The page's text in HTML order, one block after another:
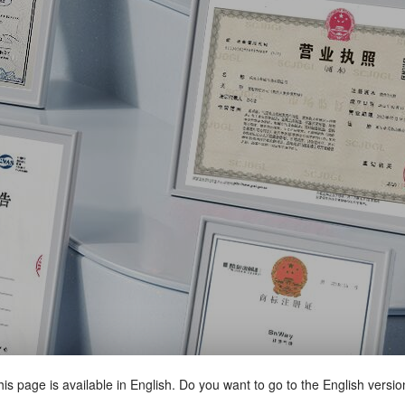
page is available in English. Do you want to go to the English